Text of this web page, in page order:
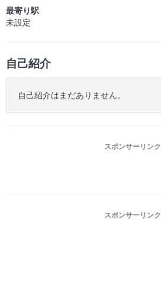
最寄り駅
未設定
自己紹介
自己紹介はまだありません。
スポンサーリンク
スポンサーリンク